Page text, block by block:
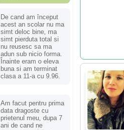
De cand am început
acest an scolar nu ma
simt deloc bine, ma
simt pierduta total si
nu reusesc sa ma
adun sub nicio forma.
Înainte eram o eleva
buna si am terminat
clasa a 11-a cu 9.96.
Am facut pentru prima
data dragoste cu
prietenul meu, dupa 7
ani de cand ne